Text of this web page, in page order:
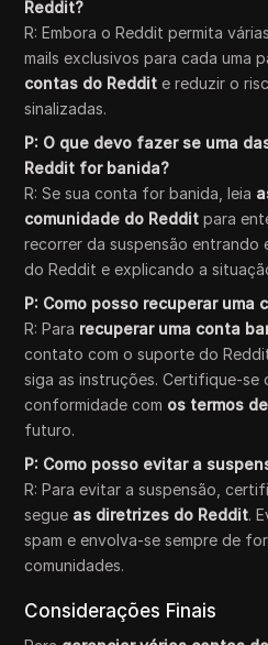
Reddit?
R: Embora o Reddit permita
mails exclusivos para cada uma
contas do Reddit e reduzir o
sinalizadas.
P: O que devo fazer se uma
Reddit for banida?
R: Se sua conta for banida, leia
comunidade do Reddit para
recorrer da suspensão
do Reddit e explicando a
P: Como posso recuperar uma
R: Para recuperar uma conta
contato com o suporte do
siga as instruções. Certifique-se
conformidade com os termos
futuro.
P: Como posso evitar a
R: Para evitar a suspensão,
segue as diretrizes do Reddit.
spam e envolva-se sempre de
comunidades.
Considerações Finais